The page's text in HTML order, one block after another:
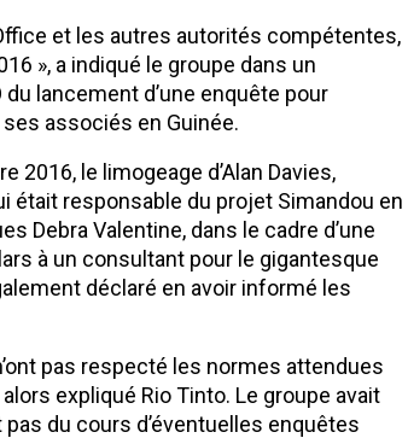
et les autres autorités compétentes,
», a indiqué le groupe dans un
du lancement d’une enquête pour
associés en Guinée.
2016, le limogeage d’Alan Davies,
était responsable du projet Simandou en
Debra Valentine, dans le cadre d’une
à un consultant pour le gigantesque
déclaré en avoir informé les
pas respecté les normes attendues
expliqué Rio Tinto. Le groupe avait
du cours d’éventuelles enquêtes